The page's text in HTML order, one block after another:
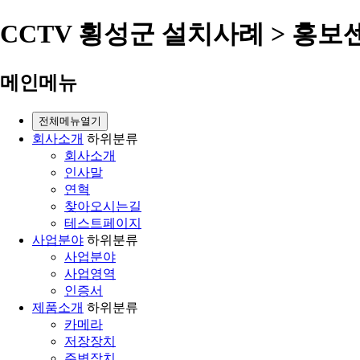
CCTV 횡성군 설치사례 > 홍보
메인메뉴
전체메뉴열기
회사소개 하위분류
회사소개
인사말
연혁
찾아오시는길
테스트페이지
사업분야 하위분류
사업분야
사업영역
인증서
제품소개 하위분류
카메라
저장장치